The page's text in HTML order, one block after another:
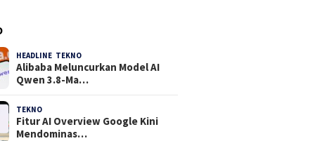
HEADLINE TEKNO
Alibaba Meluncurkan Model AI
Qwen 3.8-Ma…
TEKNO
Fitur AI Overview Google Kini
Mendominas…